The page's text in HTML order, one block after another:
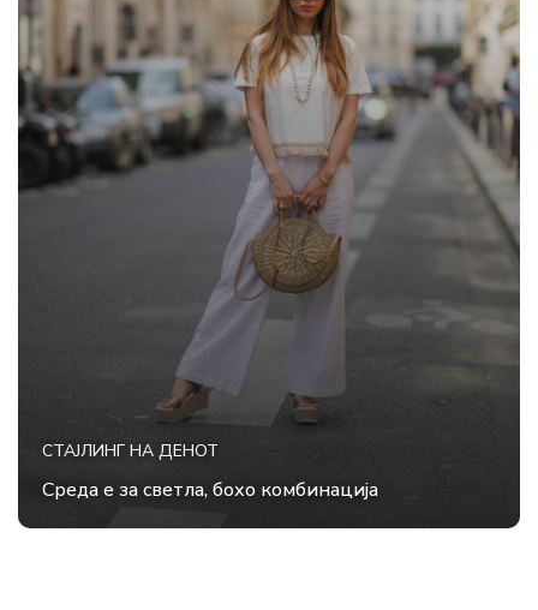
СТАЈЛИНГ НА ДЕНОТ
Среда е за светла, бохо комбинација